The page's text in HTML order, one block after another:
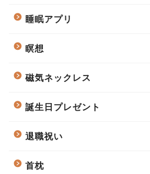
睡眠アプリ
瞑想
磁気ネックレス
誕生日プレゼント
退職祝い
首枕